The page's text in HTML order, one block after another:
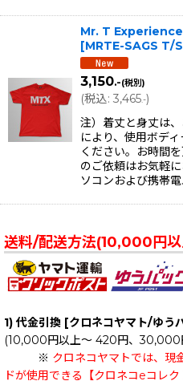
Mr. T
[MRTE-SAGS T/S
3,150.-(税別)
(税込: 3,465.-)
注）着丈と身丈は
により、使用ボデ
ください。お時間
のご依頼はお気軽
ソコンおよび携帯
送料/配送方法(10,000円以
1) 代金引換 [クロネコヤマト/ゆう
(10,000円以上～ 420円、
※ クロネコヤマトでは、現
ドが使用できる【クロネコeコレク